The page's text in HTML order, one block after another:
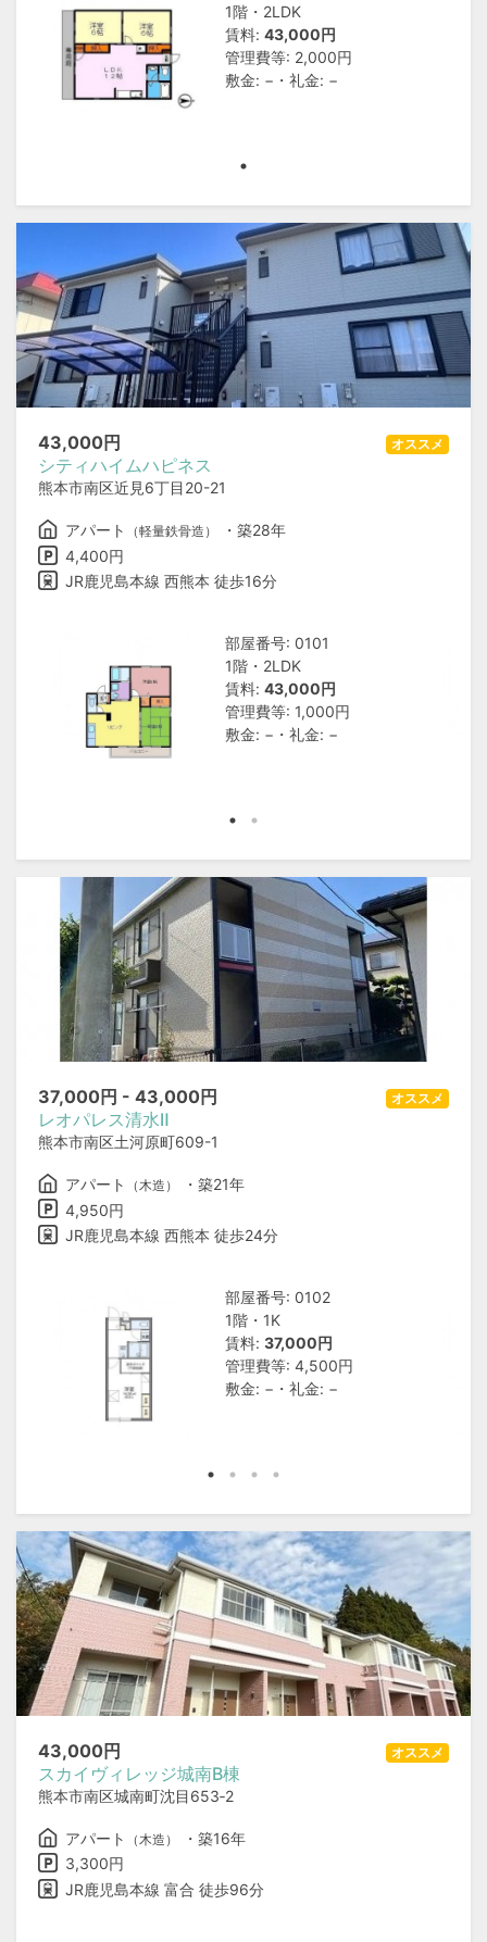
1階・2LDK
賃料: 43,000円
管理費等: 2,000円
敷金: −・礼金: −
43,000円
シティハイムハピネス
熊本市南区近見6丁目20-21
オススメ
アパート （軽量鉄骨造）
・築28年
4,400円
JR鹿児島本線 西熊本 徒歩16分
部屋番号: 0101
1階・2LDK
賃料: 43,000円
管理費等: 1,000円
敷金: −・礼金: −
37,000円 - 43,000円
レオパレス清水Ⅱ
熊本市南区土河原町609-1
オススメ
アパート （木造）
・築21年
4,950円
JR鹿児島本線 西熊本 徒歩24分
部屋番号: 0102
1階・1K
賃料: 37,000円
管理費等: 4,500円
敷金: −・礼金: −
43,000円
スカイヴィレッジ城南B棟
熊本市南区城南町沈目653‐2
オススメ
アパート （木造）
・築16年
3,300円
JR鹿児島本線 富合 徒歩96分